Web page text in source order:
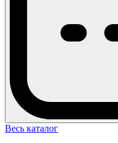
Весь каталог